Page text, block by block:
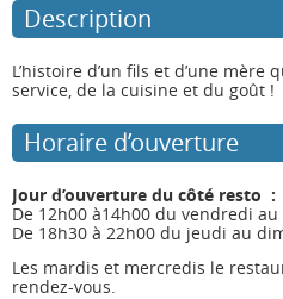
Description
L’histoire d’un fils et d’une
service, de la cuisine et du goût !
Horaire d’ouverture
Jour d’ouverture du côté resto :
De 12h00 à14h00 du vendredi
De 18h30 à 22h00 du jeudi au
Les mardis et mercredis le
rendez-vous.